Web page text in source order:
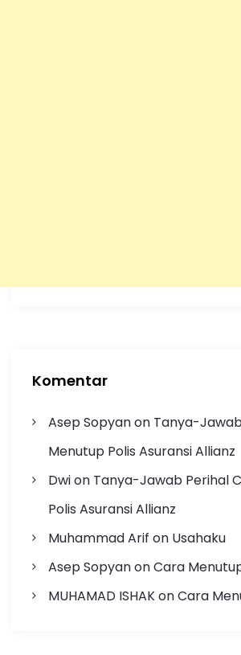
Komentar
Asep Sopyanon Tanya-
Menutup Polis Asuransi Allianz
Dwion Tanya-Jawab Perihal
Polis Asuransi Allianz
Muhammad Arif on Usahaku
Asep SopyanonCara
MUHAMAD ISHAKonCara